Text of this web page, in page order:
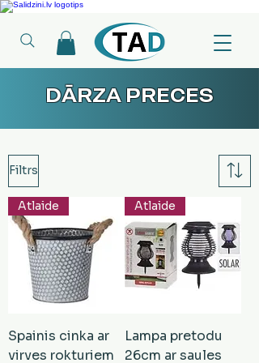
Ledusskapji, Sadzīves tehnika, Smaržas,
DĀRZA PRECES
Filtrs
Atlaide
Spainis cinka ar
virves rokturiem
Atlaide
Lampa pretodu
26cm ar saules